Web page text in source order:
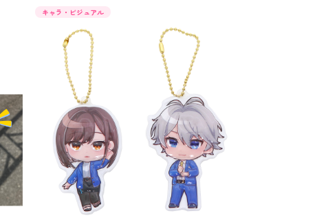
キャラ・ビジュアル